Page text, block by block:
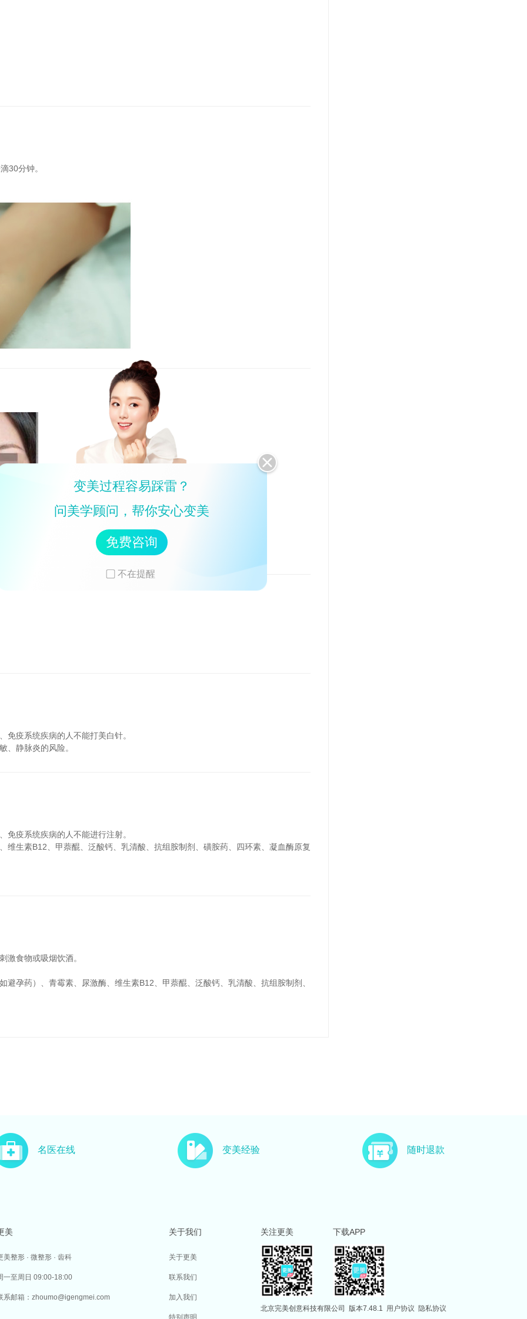
变美过程容易踩雷？
问美学顾问，帮你安心变美
免费咨询
不在提醒
30分钟。
免疫系统疾病的人不能打美白针。
、静脉炎的风险。
免疫系统疾病的人不能进行注射。
维生素B12、甲萘醌、泛酸钙、乳清酸、抗组胺制剂、磺胺药、四环素、凝血酶原复
激食物或吸烟饮酒。
孕药）、青霉素、尿激酶、维生素B12、甲萘醌、泛酸钙、乳清酸、抗组胺制剂、
名医在线 变美经验 随时退款
美
美整形 · 微整形 · 齿科
一至周日 09:00-18:00
系邮箱：zhoumo@igengmei.com
关于我们
关于更美
联系我们
加入我们
关注更美 下载APP
北京完美创意科技有限公司 版本7.48.1 用户协议 隐私协议